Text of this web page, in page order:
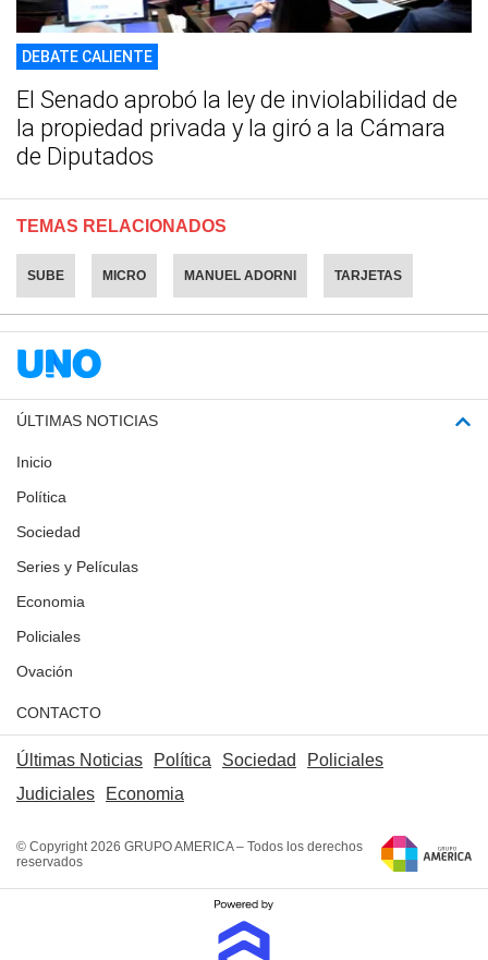
DEBATE CALIENTE
El Senado aprobó la ley de inviolabilidad de
la propiedad privada y la giró a la Cámara
de Diputados
TEMAS RELACIONADOS
SUBE MICRO MANUEL ADORNI TARJETAS
ÚLTIMAS NOTICIAS
Inicio
Política
Sociedad
Series y Películas
Economia
Policiales
Ovación
CONTACTO
Últimas Noticias Política Sociedad
Policiales
Judiciales
Economia
© Copyright 2026 GRUPO AMERICA – Todos los derechos
reservados